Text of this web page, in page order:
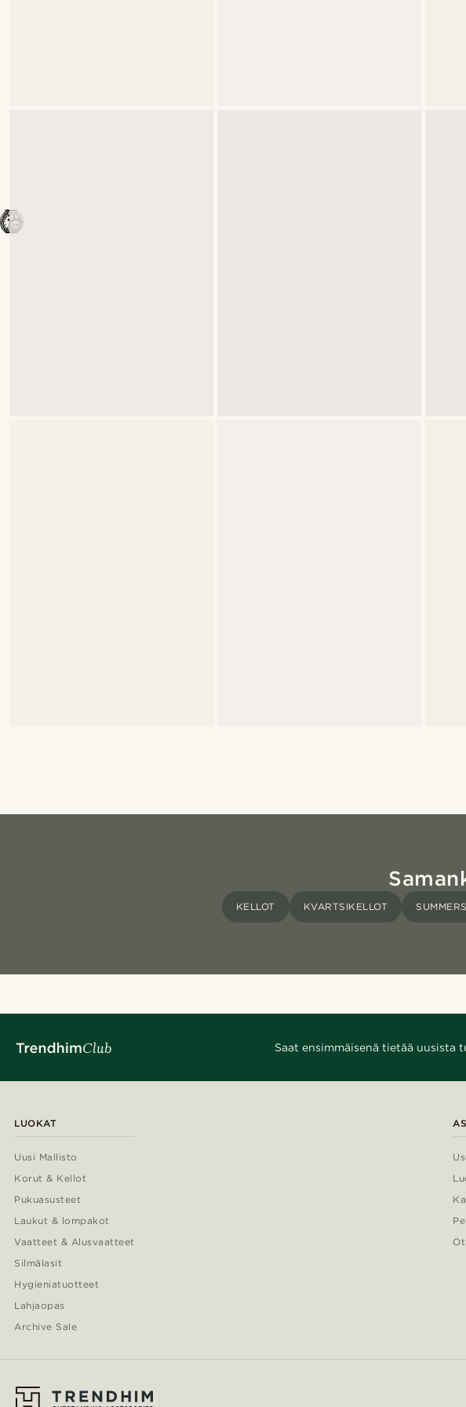
KELLOT KVARTSIKELLOT
Saat ensimmäisenä tietää
LUOKAT
Uusi Mallisto
Korut & Kellot
Pukuasusteet
Laukut & lompakot
Vaatteet & Alusvaatteet
Silmälasit
Hygieniatuotteet
Lahjaopas
Archive Sale